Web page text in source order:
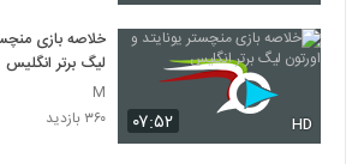
۰۷:۵۲ HD
خلاصه بازی
لیگ برتر انگلیس
M
۳۶۰ بازدید